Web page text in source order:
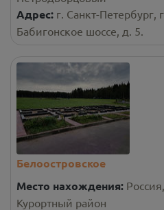
Адрес: г. Санкт-Петербург,
Бабигонское шоссе, д. 5.
Белоостровское
Место нахождения:
Курортный район